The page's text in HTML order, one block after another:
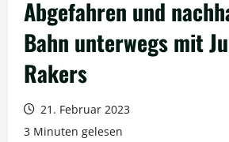
Abgefahren und
Bahn unterwegs mit
Rakers
21. Februar 2023
3 Minuten gelesen